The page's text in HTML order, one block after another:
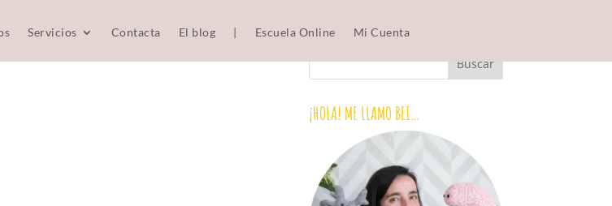
Servicios Contacta El blog | Escuela Online Mi Cuenta
¡HOLA! ME LLAMO BEI…